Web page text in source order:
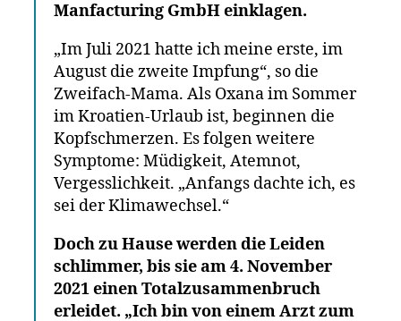
Manfacturing GmbH einklagen.
„Im Juli 2021 hatte ich meine erste, im
August die zweite Impfung“, so die
Zweifach-Mama. Als Oxana im Sommer
im Kroatien-Urlaub ist, beginnen die
Kopfschmerzen. Es folgen weitere
Symptome: Müdigkeit, Atemnot,
Vergesslichkeit. „Anfangs dachte ich, es
sei der Klimawechsel.“
Doch zu Hause werden die Leiden
schlimmer, bis sie am 4. November
2021 einen Totalzusammenbruch
erleidet. „Ich bin von einem Arzt zum